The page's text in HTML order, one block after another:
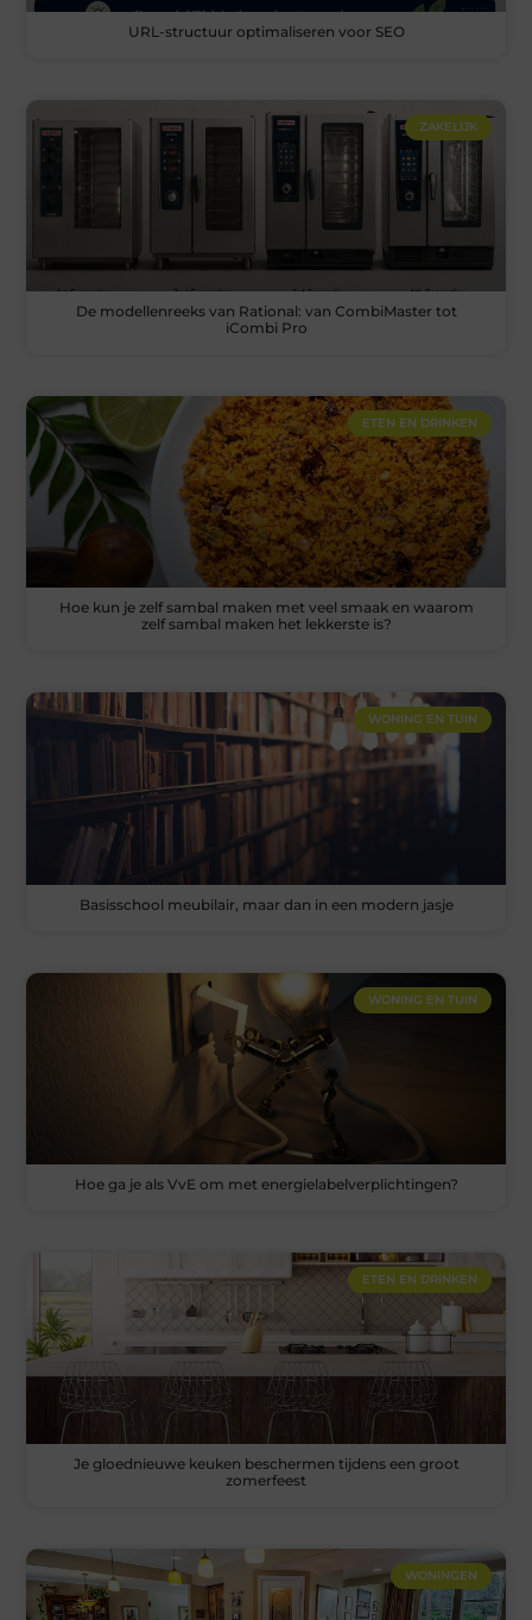
URL-structuur optimaliseren voor SEO
ZAKELIJK
De modellenreeks van Rational: van CombiMaster tot
iCombi Pro
ETEN EN DRINKEN
Hoe kun je zelf sambal maken met veel smaak en waarom
zelf sambal maken het lekkerste is?
WONING EN TUIN
Basisschool meubilair, maar dan in een modern jasje
WONING EN TUIN
Hoe ga je als VvE om met energielabelverplichtingen?
ETEN EN DRINKEN
Je gloednieuwe keuken beschermen tijdens een groot
zomerfeest
WONINGEN